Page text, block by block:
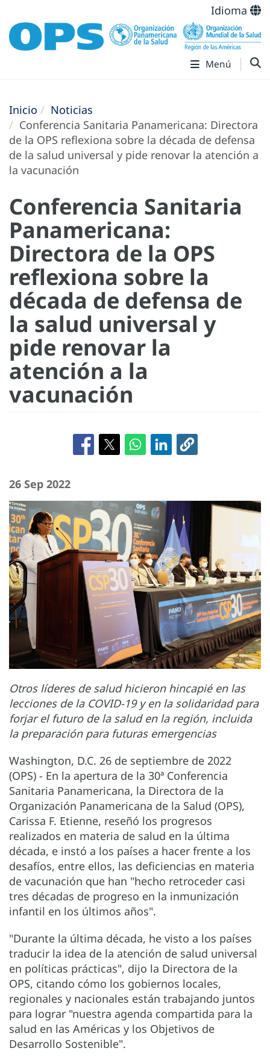
Idioma
Menú
Inicio
Noticias
Conferencia Sanitaria Panamericana: Directora
de la OPS reflexiona sobre la década de defensa
de la salud universal y pide renovar la atención a
la vacunación
Conferencia Sanitaria
Panamericana:
Directora de la OPS
reflexiona sobre la
década de defensa de
la salud universal y
pide renovar la
atención a la
vacunación
26 Sep 2022
Otros líderes de salud hicieron hincapié en las
lecciones de la COVID-19 y en la solidaridad para
forjar el futuro de la salud en la región, incluida
la preparación para futuras emergencias
Washington, D.C. 26 de septiembre de 2022
(OPS) - En la apertura de la 30ª Conferencia
Sanitaria Panamericana, la Directora de la
Organización Panamericana de la Salud (OPS),
Carissa F. Etienne, reseñó los progresos
realizados en materia de salud en la última
década, e instó a los países a hacer frente a los
desafíos, entre ellos, las deficiencias en materia
de vacunación que han "hecho retroceder casi
tres décadas de progreso en la inmunización
infantil en los últimos años".
"Durante la última década, he visto a los países
traducir la idea de la atención de salud universal
en políticas prácticas", dijo la Directora de la
OPS, citando cómo los gobiernos locales,
regionales y nacionales están trabajando juntos
para lograr "nuestra agenda compartida para la
salud en las Américas y los Objetivos de
Desarrollo Sostenible".